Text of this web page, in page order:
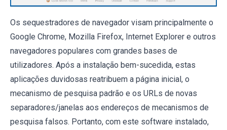
Os sequestradores de navegador visam principalmente o
Google Chrome, Mozilla Firefox, Internet Explorer e outros
navegadores populares com grandes bases de
utilizadores. Após a instalação bem-sucedida, estas
aplicações duvidosas reatribuem a página inicial, o
mecanismo de pesquisa padrão e os URLs de novas
separadores/janelas aos endereços de mecanismos de
pesquisa falsos. Portanto, com este software instalado,